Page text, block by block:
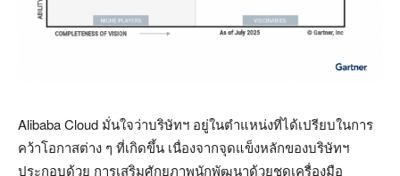
Alibaba Cloud มั่นใจว่าบริษัทฯ อยู่ในตำแหน่งที่ได้เปรียบในการ
คว้าโอกาสต่าง ๆ ที่เกิดขึ้น เนื่องจากจุดแข็งหลักของบริษัทฯ
ประกอบด้วย การเสริมศักยภาพนักพัฒนาด้วยชุดเครื่องมือ